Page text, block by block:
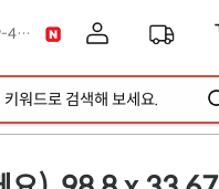
[공지] 신제품 출시 안내 ZPrinter ZP-4121B
[공지] 고객센터 운영시간 및 내선번호 변경 안내
[공지] 아이라벨 무료배송 기준 금액 변경 안내